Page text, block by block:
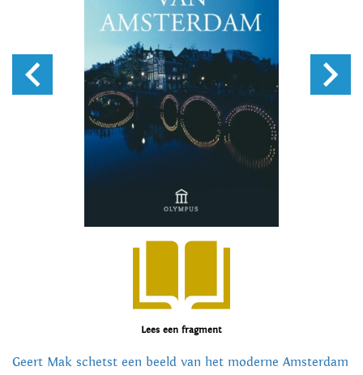
Lees een fragment
Geert Mak schetst een beeld van het moderne Amsterdam